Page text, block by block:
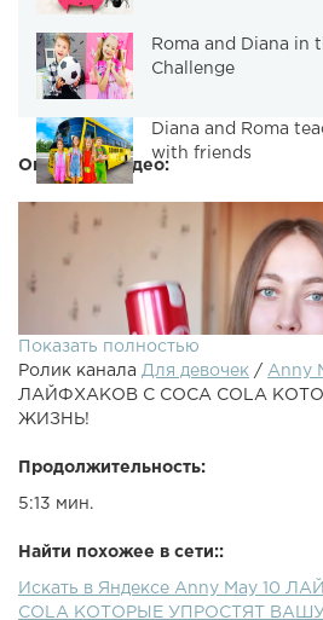
Roma and Diana in
Challenge
Diana and Roma
with friends
Описание видео:
ВАШУ ЖИЗНЬ!Подписывайся на
Вконтакте - Я в ВК - Я в Instagram
эксперименты - выпуск каждую
Показать полностью
Ролик канала Для девочек / Anny
ЛАЙФХАКОВ С COCA COLA
ЖИЗНЬ!
Продолжительность:
5:13 мин.
Найти похожее в сети::
Искать в Яндексе Anny May 10
COLA КОТОРЫЕ УПРОСТЯТ